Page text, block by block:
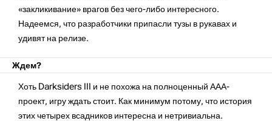
«закликивание» врагов без чего-либо интересного.
Надеемся, что разработчики припасли тузы в рукавах и
удивят на релизе.
Ждем?
Хоть Darksiders III и не похожа на полноценный ААА-
проект, игру ждать стоит. Как минимум потому, что история
этих четырех всадников интересна и нетривиальна.